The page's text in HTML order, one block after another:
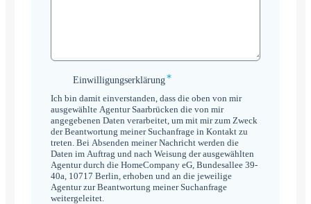
Einwilligungserklärung
Einwilligungserklärung*
Ich bin damit einverstanden, dass die oben von mir
ausgewählte Agentur Saarbrücken die von mir
angegebenen Daten verarbeitet, um mit mir zum Zweck
der Beantwortung meiner Suchanfrage in Kontakt zu
treten. Bei Absenden meiner Nachricht werden die
Daten im Auftrag und nach Weisung der ausgewählten
Agentur durch die HomeCompany eG, Bundesallee 39-
40a, 10717 Berlin, erhoben und an die jeweilige
Agentur zur Beantwortung meiner Suchanfrage
weitergeleitet.